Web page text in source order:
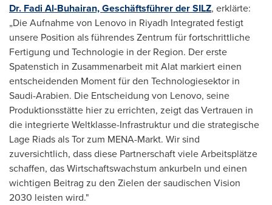
Dr. Fadi Al-Buhairan, Geschäftsführer der SILZ, erklärte:
„Die Aufnahme von Lenovo in Riyadh Integrated festigt
unsere Position als führendes Zentrum für fortschrittliche
Fertigung und Technologie in der Region. Der erste
Spatenstich in Zusammenarbeit mit Alat markiert einen
entscheidenden Moment für den Technologiesektor in
Saudi-Arabien. Die Entscheidung von Lenovo, seine
Produktionsstätte hier zu errichten, zeigt das Vertrauen in
die integrierte Weltklasse-Infrastruktur und die strategische
Lage Riads als Tor zum MENA-Markt. Wir sind
zuversichtlich, dass diese Partnerschaft viele Arbeitsplätze
schaffen, das Wirtschaftswachstum ankurbeln und einen
wichtigen Beitrag zu den Zielen der saudischen Vision
2030 leisten wird."